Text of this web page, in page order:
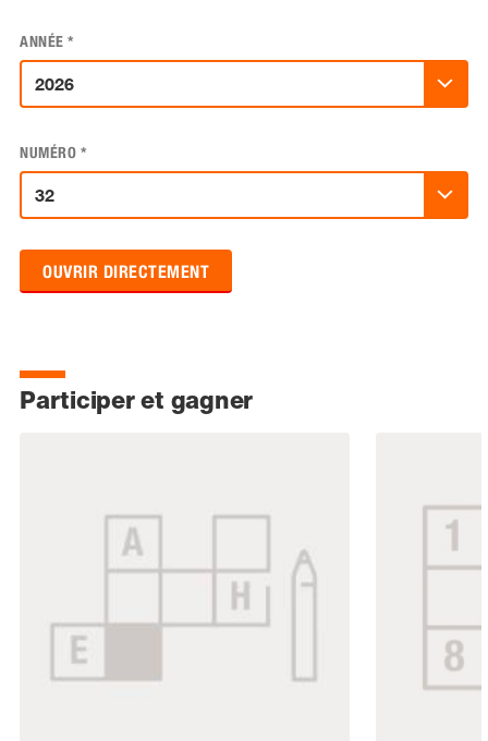
ANNÉE *
NUMÉRO *
OUVRIR DIRECTEMENT
Participer et gagner